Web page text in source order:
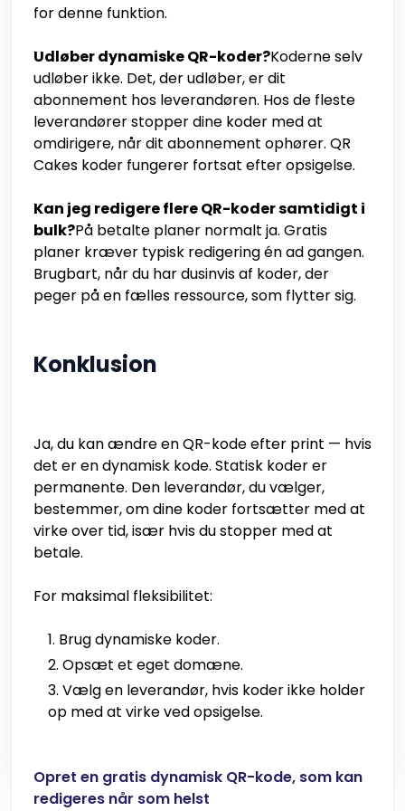
for denne funktion.
Udløber dynamiske QR-koder?Koderne selv
udløber ikke. Det, der udløber, er dit
abonnement hos leverandøren. Hos de fleste
leverandører stopper dine koder med at
omdirigere, når dit abonnement ophører. QR
Cakes koder fungerer fortsat efter opsigelse.
Kan jeg redigere flere QR-koder samtidigt i
bulk?På betalte planer normalt ja. Gratis
planer kræver typisk redigering én ad gangen.
Brugbart, når du har dusinvis af koder, der
peger på en fælles ressource, som flytter sig.
Konklusion
Ja, du kan ændre en QR-kode efter print — hvis
det er en dynamisk kode. Statisk koder er
permanente. Den leverandør, du vælger,
bestemmer, om dine koder fortsætter med at
virke over tid, især hvis du stopper med at
betale.
For maksimal fleksibilitet:
Brug dynamiske koder.
Opsæt et eget domæne.
Vælg en leverandør, hvis koder ikke holder
op med at virke ved opsigelse.
Opret en gratis dynamisk QR-kode, som kan
redigeres når som helst